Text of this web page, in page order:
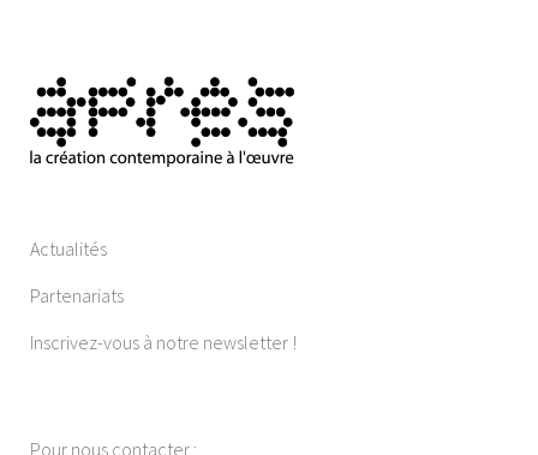
Actualités
Partenariats
Inscrivez-vous à notre newsletter !
Pour nous contacter :